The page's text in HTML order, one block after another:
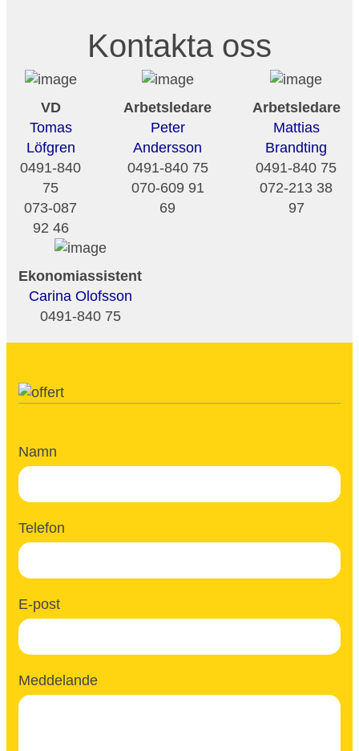
Kontakta oss
VD
Tomas
Löfgren
0491-840
75
073-087
92 46
Arbetsledare
Peter
Andersson
0491-840 75
070-609 91
69
Arbetsledare
Mattias
Brandting
0491-840 75
072-213 38
97
Ekonomiassistent
Carina Olofsson
0491-840 75
Namn
Telefon
E-post
Meddelande